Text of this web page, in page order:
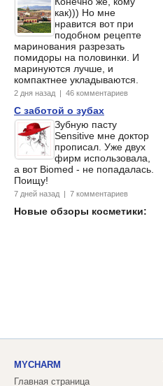
как))) Но мне
нравится вот при
подобном рецепте
маринования разрезать
помидоры на половинки. И
маринуются лучше, и
компактнее укладываются.
2 дня назад | 46 комментариев
С заботой о зубах
Зубную пасту
Sensitive мне доктор
прописал. Уже двух
фирм использовала,
а вот Biomed - не попадалась.
Поищу!
7 дней назад | 7 комментариев
Новые обзоры косметики:
MYCHARM
Главная страница